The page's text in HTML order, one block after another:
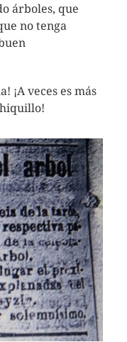
árboles, que
no tenga
¡A veces es más